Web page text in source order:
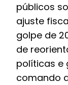
públicos
ajuste
golpe de
de
políticas e
comando